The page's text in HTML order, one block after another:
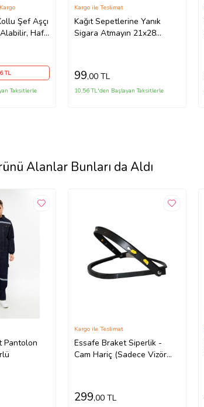
Şef Aşçı
Hafif
TL
Taksitlerle
Kağıt Sepetlerine Yanık
Sigara Atmayın 21x28
Kargo ile Teslimat
99,00 TL
10,56 TL'den Başlayan Taksitlerle
Alanlar Bunları da Aldı
Pantolon
Essafe Braket Siperlik -
Cam Hariç (Sadece Vizör
Kargo ile Teslimat
299,00 TL